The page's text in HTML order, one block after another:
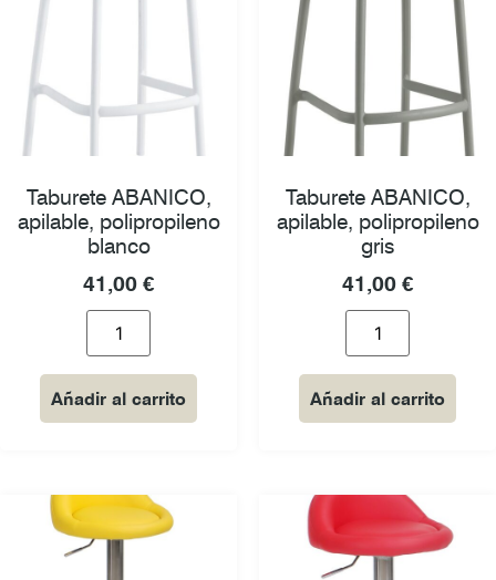
Taburete ABANICO,
apilable, polipropileno
blanco
41,00 €
Añadir al carrito
Taburete ABANICO,
apilable, polipropileno
gris
41,00 €
Añadir al carrito